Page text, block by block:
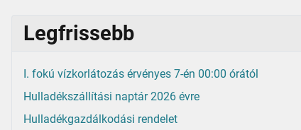
Legfrissebb
I. fokú vízkorlátozás érvényes 7-én 00:00 órától
Hulladékszállítási naptár 2026 évre
Hulladékgazdálkodási rendelet